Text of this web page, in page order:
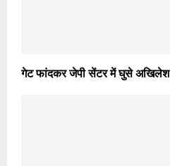
गेट फांदकर जेपी सेंटर में घुसे अखिलेश